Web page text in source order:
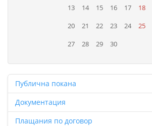
13
14 15 16 17 18
20
21 22 23 24 25
27
28 29 30
Публична покана
Документация
Плащания по договор